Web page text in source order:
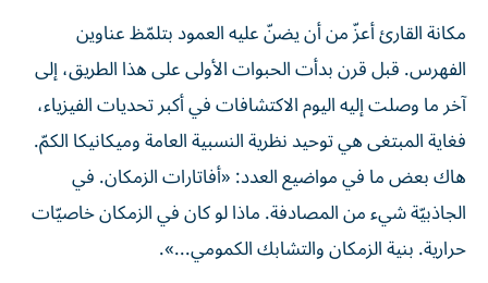
مكانة القارئ أعزّ من أن يضنّ عليه العمود بتلمّظ عناوين
الفهرس. قبل قرن بدأت الحبوات الأولى على هذا الطريق، إلى
آخر ما وصلت إليه اليوم الاكتشافات في أكبر تحديات الفيزياء،
فغاية المبتغى هي توحيد نظرية النسبية العامة وميكانيكا الكمّ.
هاك بعض ما في مواضيع العدد: «أفاتارات الزمكان. في
الجاذبيّة شيء من المصادفة. ماذا لو كان في الزمكان خاصيّات
حرارية. بنية الزمكان والتشابك الكمومي...».